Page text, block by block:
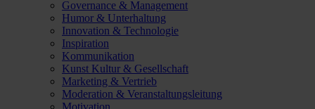
Governance & Management
Humor & Unterhaltung
Innovation & Technologie
Inspiration
Kommunikation
Kunst Kultur & Gesellschaft
Marketing & Vertrieb
Moderation & Veranstaltungsleitung
Motivation